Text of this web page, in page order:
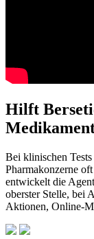
Hilft
Bei klinischen
Pharmakonzerne
entwickelt die
oberster Stelle, bei
Aktionen, Online-